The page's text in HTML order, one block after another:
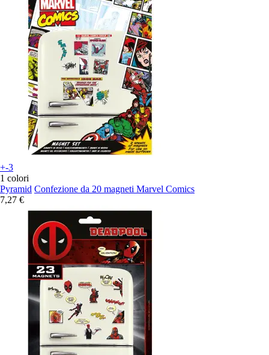
+-3
1 colori
Pyramid Confezione da 20 magneti Marvel Comics
7,27 €